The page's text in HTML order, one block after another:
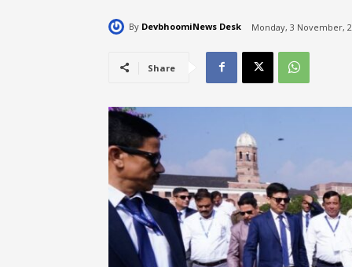
By DevbhoomiNews Desk Monday, 3 November,
Share